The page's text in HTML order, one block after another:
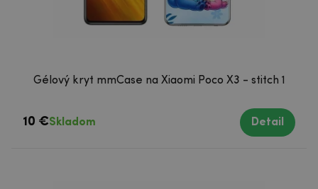
Gélový kryt mmCase na Xiaomi Poco X3 - stitch 1
10 €Skladom Detail